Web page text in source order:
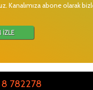
Kanalımıza abone olarak
İZLE
782278